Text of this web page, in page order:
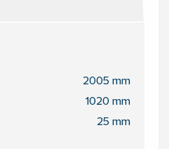
2005 mm
1020 mm
25 mm